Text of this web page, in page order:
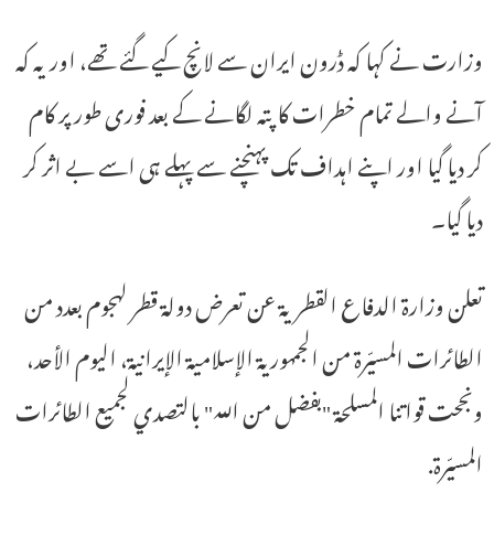
وزارت نے کہا کہ ڈرون ایران سے لانچ کیے گئے تھے، اور یہ کہ
آنے والے تمام خطرات کا پتہ لگانے کے بعد فوری طور پر کام
کر دیا گیا اور اپنے اہداف تک پہنچنے سے پہلے ہی اسے بے اثر کر
دیا گیا۔
تعلن وزارة الدفاع القطرية عن تعرض دولة قطر لهجوم بعدد من
الطائرات المسيّرة من الجمهورية الإسلامية الإيرانية، اليوم الأحد،
ونجحت قواتنا المسلحة "بفضل من الله" بالتصدي لجميع الطائرات
المسيّرة.